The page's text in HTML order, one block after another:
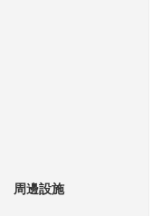
周邊設施